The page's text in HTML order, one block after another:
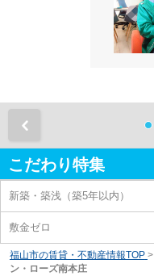
こだわり特集
新築・築浅（築5年以内）
敷金ゼロ
福山市の賃貸・不動産情報TOP >
ン・ローズ南本庄